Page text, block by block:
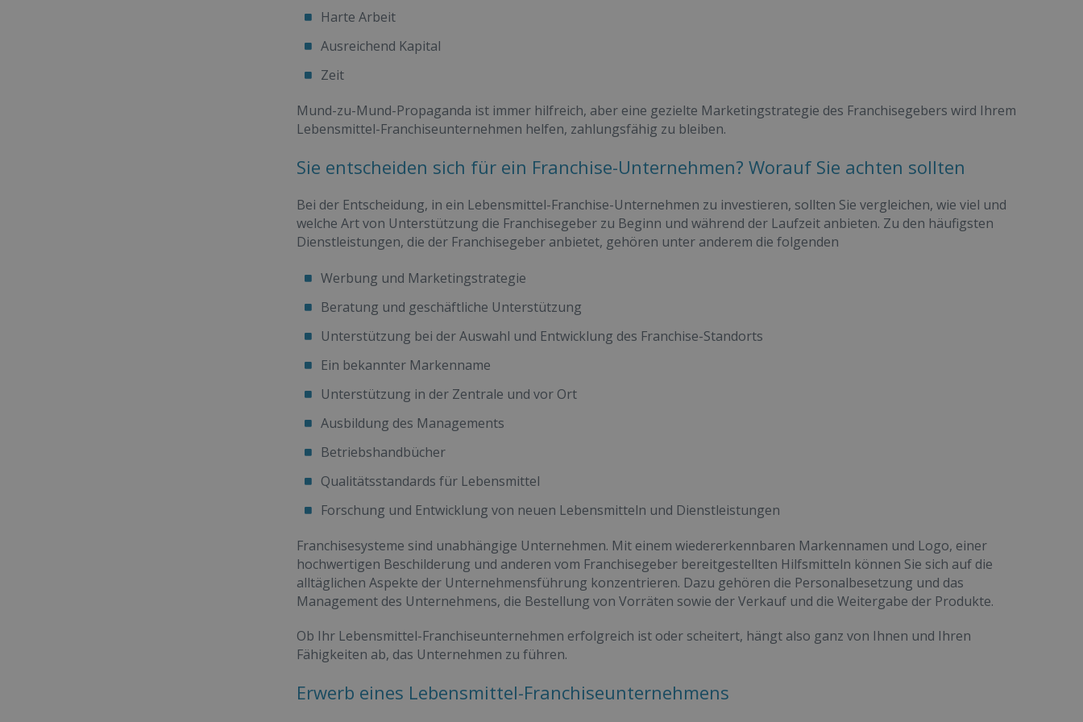
Harte Arbeit
Ausreichend Kapital
Zeit
Mund-zu-Mund-Propaganda ist immer hilfreich, aber eine gezielte Marketingstrategie des Franchisegebers wird Ihrem
Lebensmittel-Franchiseunternehmen helfen, zahlungsfähig zu bleiben.
Sie entscheiden sich für ein Franchise-Unternehmen? Worauf Sie achten sollten
Bei der Entscheidung, in ein Lebensmittel-Franchise-Unternehmen zu investieren, sollten Sie vergleichen, wie viel und
welche Art von Unterstützung die Franchisegeber zu Beginn und während der Laufzeit anbieten. Zu den häufigsten
Dienstleistungen, die der Franchisegeber anbietet, gehören unter anderem die folgenden
Werbung und Marketingstrategie
Beratung und geschäftliche Unterstützung
Unterstützung bei der Auswahl und Entwicklung des Franchise-Standorts
Ein bekannter Markenname
Unterstützung in der Zentrale und vor Ort
Ausbildung des Managements
Betriebshandbücher
Qualitätsstandards für Lebensmittel
Forschung und Entwicklung von neuen Lebensmitteln und Dienstleistungen
Franchisesysteme sind unabhängige Unternehmen. Mit einem wiedererkennbaren Markennamen und Logo, einer
hochwertigen Beschilderung und anderen vom Franchisegeber bereitgestellten Hilfsmitteln können Sie sich auf die
alltäglichen Aspekte der Unternehmensführung konzentrieren. Dazu gehören die Personalbesetzung und das
Management des Unternehmens, die Bestellung von Vorräten sowie der Verkauf und die Weitergabe der Produkte.
Ob Ihr Lebensmittel-Franchiseunternehmen erfolgreich ist oder scheitert, hängt also ganz von Ihnen und Ihren
Fähigkeiten ab, das Unternehmen zu führen.
Erwerb eines Lebensmittel-Franchiseunternehmens